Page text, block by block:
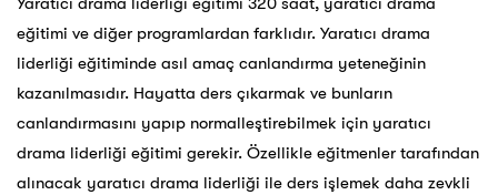
eğitimi ve diğer programlardan farklıdır. Yaratıcı drama
liderliği eğitiminde asıl amaç canlandırma yeteneğinin
kazanılmasıdır. Hayatta ders çıkarmak ve bunların
canlandırmasını yapıp normalleştirebilmek için yaratıcı
drama liderliği eğitimi gerekir. Özellikle eğitmenler tarafından
alınacak yaratıcı drama liderliği ile ders işlemek daha zevkli